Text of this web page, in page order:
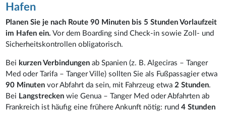
Hafen
Planen Sie je nach Route 90 Minuten bis 5 Stunden Vorlaufzeit
im Hafen ein. Vor dem Boarding sind Check-in sowie Zoll- und
Sicherheitskontrollen obligatorisch.
Bei kurzen Verbindungen ab Spanien (z. B. Algeciras – Tanger
Med oder Tarifa – Tanger Ville) sollten Sie als Fußpassagier etwa
90 Minuten vor Abfahrt da sein, mit Fahrzeug etwa2 Stunden.
Bei Langstrecken wie Genua – Tanger Med oder Abfahrten ab
Frankreich ist häufig eine frühere Ankunft nötig: rund4 Stunden